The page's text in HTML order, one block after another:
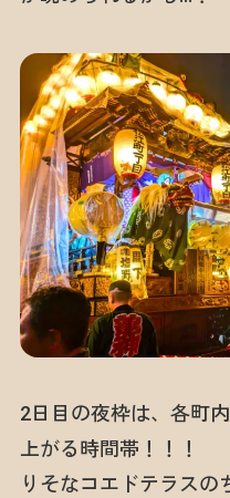
2日目の夜枠は、各町
上がる時間帯！！！
りそなコエドテラスの